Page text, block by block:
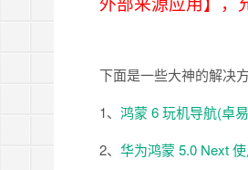
下面是一些大神的解决
1、 鸿蒙 6 玩机导航(卓
2、 华为鸿蒙 5.0 Next